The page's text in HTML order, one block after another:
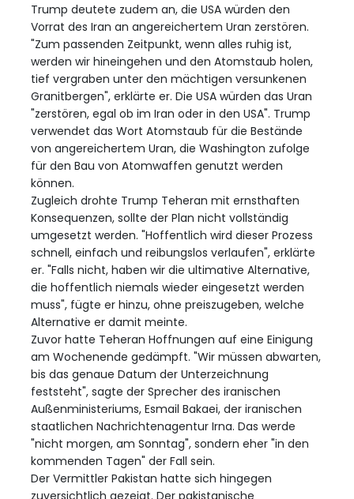
Trump deutete zudem an, die USA würden den
Vorrat des Iran an angereichertem Uran zerstören.
"Zum passenden Zeitpunkt, wenn alles ruhig ist,
werden wir hineingehen und den Atomstaub holen,
tief vergraben unter den mächtigen versunkenen
Granitbergen", erklärte er. Die USA würden das Uran
"zerstören, egal ob im Iran oder in den USA". Trump
verwendet das Wort Atomstaub für die Bestände
von angereichertem Uran, die Washington zufolge
für den Bau von Atomwaffen genutzt werden
können.
Zugleich drohte Trump Teheran mit ernsthaften
Konsequenzen, sollte der Plan nicht vollständig
umgesetzt werden. "Hoffentlich wird dieser Prozess
schnell, einfach und reibungslos verlaufen", erklärte
er. "Falls nicht, haben wir die ultimative Alternative,
die hoffentlich niemals wieder eingesetzt werden
muss", fügte er hinzu, ohne preiszugeben, welche
Alternative er damit meinte.
Zuvor hatte Teheran Hoffnungen auf eine Einigung
am Wochenende gedämpft. "Wir müssen abwarten,
bis das genaue Datum der Unterzeichnung
feststeht", sagte der Sprecher des iranischen
Außenministeriums, Esmail Bakaei, der iranischen
staatlichen Nachrichtenagentur Irna. Das werde
"nicht morgen, am Sonntag", sondern eher "in den
kommenden Tagen" der Fall sein.
Der Vermittler Pakistan hatte sich hingegen